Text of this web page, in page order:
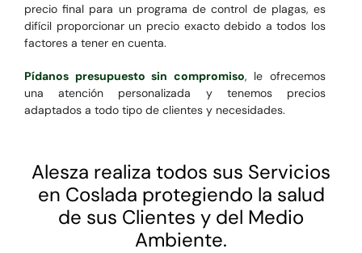
precio final para un programa de control de plagas, es
difícil proporcionar un precio exacto debido a todos los
factores a tener en cuenta.
Pídanos presupuesto sin compromiso, le ofrecemos
una atención personalizada y tenemos precios
adaptados a todo tipo de clientes y necesidades.
Alesza realiza todos sus Servicios
en Coslada protegiendo la salud
de sus Clientes y del Medio
Ambiente.